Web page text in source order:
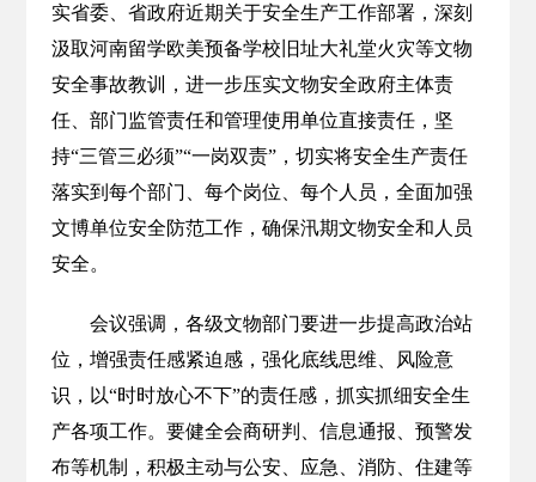
实省委、省政府近期关于安全生产工作部署，深刻
汲取河南留学欧美预备学校旧址大礼堂火灾等文物
安全事故教训，进一步压实文物安全政府主体责
任、部门监管责任和管理使用单位直接责任，坚
持“三管三必须”“一岗双责”，切实将安全生产责任
落实到每个部门、每个岗位、每个人员，全面加强
文博单位安全防范工作，确保汛期文物安全和人员
安全。
会议强调，各级文物部门要进一步提高政治站
位，增强责任感紧迫感，强化底线思维、风险意
识，以“时时放心不下”的责任感，抓实抓细安全生
产各项工作。要健全会商研判、信息通报、预警发
布等机制，积极主动与公安、应急、消防、住建等